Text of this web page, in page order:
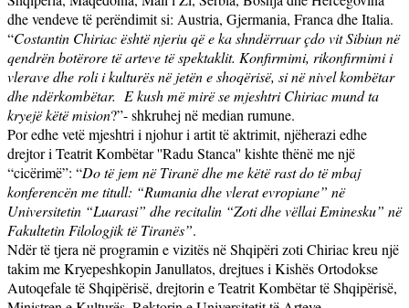
dhe vendeve të perëndimit si: Austria, Gjermania, Franca dhe Italia.
“Costantin Chiriac është njeriu që e ka shndërruar çdo vit Sibiun në
qendrën botërore të arteve të spektaklit. Konfirmimi, rikonfirmimi i
vlerave dhe roli i kulturës në jetën e shoqërisë, si në nivel kombëtar
dhe ndërkombëtar. E kush më mirë se mjeshtri Chiriac mund ta
kryejë këtë mision?”- shkruhej në median rumune.
Por edhe vetë mjeshtri i njohur i artit të aktrimit, njëherazi edhe
drejtor i Teatrit Kombëtar ''Radu Stanca'' kishte thënë me një
“cicërimë”: “Do të jem në Tiranë dhe me këtë rast do të mbaj
konferencën me titull: “Rumania dhe vlerat evropiane” në
Universitetin “Luarasi” dhe recitalin “Zoti dhe vëllai Eminesku” në
Fakultetin Filologjik të Tiranës”.
Ndër të tjera në programin e vizitës në Shqipëri zoti Chiriac kreu një
takim me Kryepeshkopin Janullatos, drejtues i Kishës Ortodokse
Autoqefale të Shqipërisë, drejtorin e Teatrit Kombëtar të Shqipërisë,